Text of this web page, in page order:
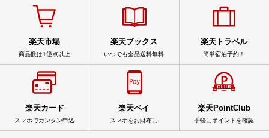
楽天市場
商品数は1億点以上
楽天ブックス
いつでも全品送料無料
楽天トラベル
簡単宿泊予約！
楽天カード
スマホでカンタン申込
楽天ペイ
スマホをお財布に
楽天PointClub
手軽にポイントを確認